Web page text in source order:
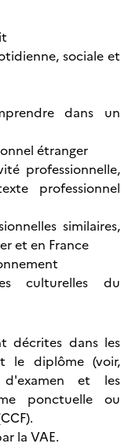
sociale et
dans un
étranger
professionnelle,
professionnel
similaires,
et en France
culturelles du
décrites dans les
le diplôme (voir,
d'examen et les
ponctuelle ou
la VAE.